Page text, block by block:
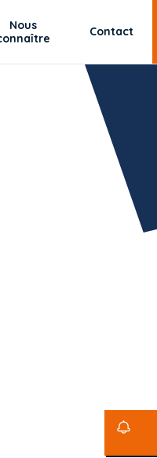
Nous
Contact